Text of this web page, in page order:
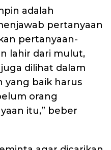
adalah
pertanyaan
pertanyaan-
lahir dari mulut,
dilihat dalam
yang baik harus
orang
itu,” beber